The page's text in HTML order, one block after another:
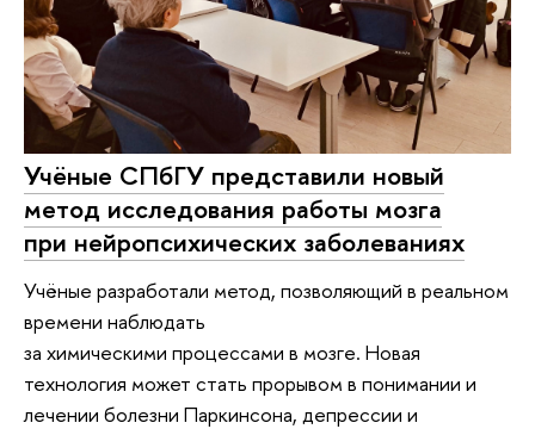
Учёные СПбГУ представили новый
метод исследования работы мозга
при нейропсихических заболеваниях
Учёные разработали метод, позволяющий в реальном
времени наблюдать
за химическими процессами в мозге. Новая
технология может стать прорывом в понимании и
лечении болезни Паркинсона, депрессии и